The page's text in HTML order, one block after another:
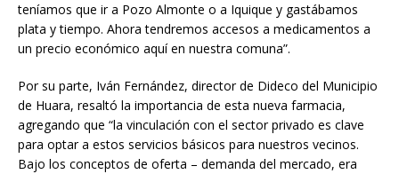
teníamos que ir a Pozo Almonte o a Iquique y gastábamos
plata y tiempo. Ahora tendremos accesos a medicamentos a
un precio económico aquí en nuestra comuna”.
Por su parte, Iván Fernández, director de Dideco del Municipio
de Huara, resaltó la importancia de esta nueva farmacia,
agregando que “la vinculación con el sector privado es clave
para optar a estos servicios básicos para nuestros vecinos.
Bajo los conceptos de oferta – demanda del mercado, era